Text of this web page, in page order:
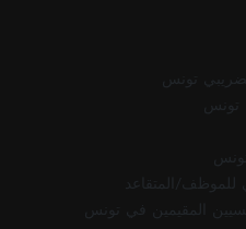
تونس
المتقاعد
المقيمين في تونس